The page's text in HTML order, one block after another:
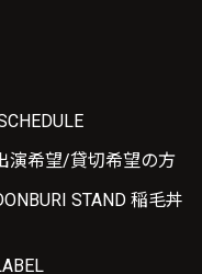
演希望/貸切希望の方
STAND 稲毛丼